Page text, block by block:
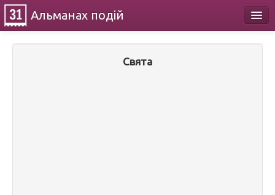
Альманах подій
Свята